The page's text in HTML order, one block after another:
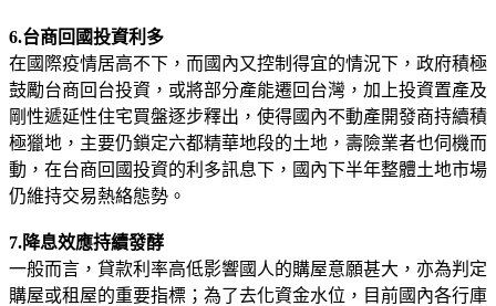
6.台商回國投資利多
在國際疫情居高不下，而國內又控制得宜的情況下，政府積極
鼓勵台商回台投資，或將部分產能遷回台灣，加上投資置產及
剛性遞延性住宅買盤逐步釋出，使得國內不動產開發商持續積
極獵地，主要仍鎖定六都精華地段的土地，壽險業者也伺機而
動，在台商回國投資的利多訊息下，國內下半年整體土地市場
仍維持交易熱絡態勢。
7.降息效應持續發酵
一般而言，貸款利率高低影響國人的購屋意願甚大，亦為判定
購屋或租屋的重要指標；為了去化資金水位，目前國內各行庫